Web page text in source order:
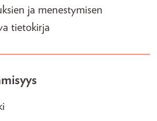
ja menestymisen
tietokirja